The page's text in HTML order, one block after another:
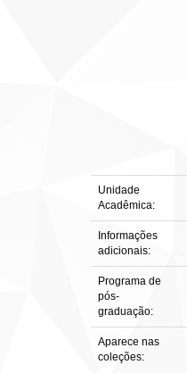
Unidade
Acadêmica:
Informações
adicionais:
Programa de
pós-
graduação:
Aparece nas
coleções: